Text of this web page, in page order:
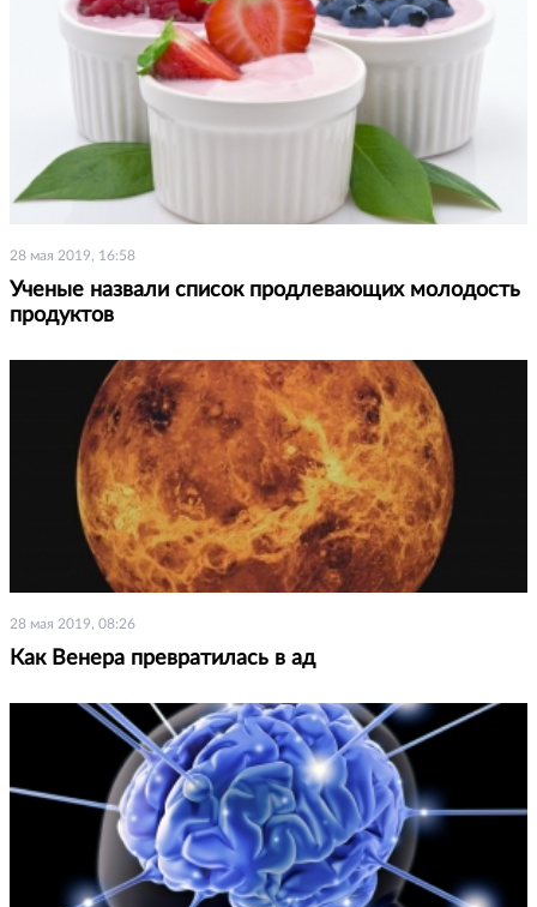
28 мая 2019, 16:58
Ученые назвали список продлевающих молодость
продуктов
28 мая 2019, 08:26
Как Венера превратилась в ад